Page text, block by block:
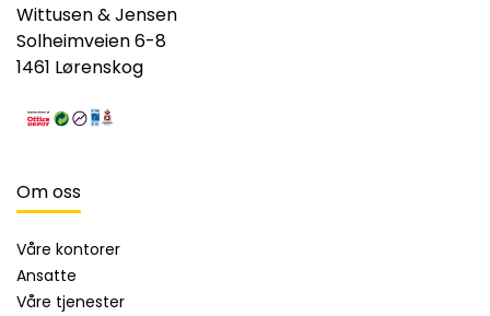
Wittusen & Jensen
Solheimveien 6-8
1461 Lørenskog
Om oss
Våre kontorer
Ansatte
Våre tjenester